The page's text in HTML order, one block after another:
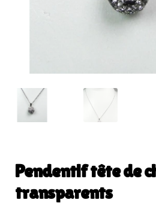
Pendentif tête de
transparents